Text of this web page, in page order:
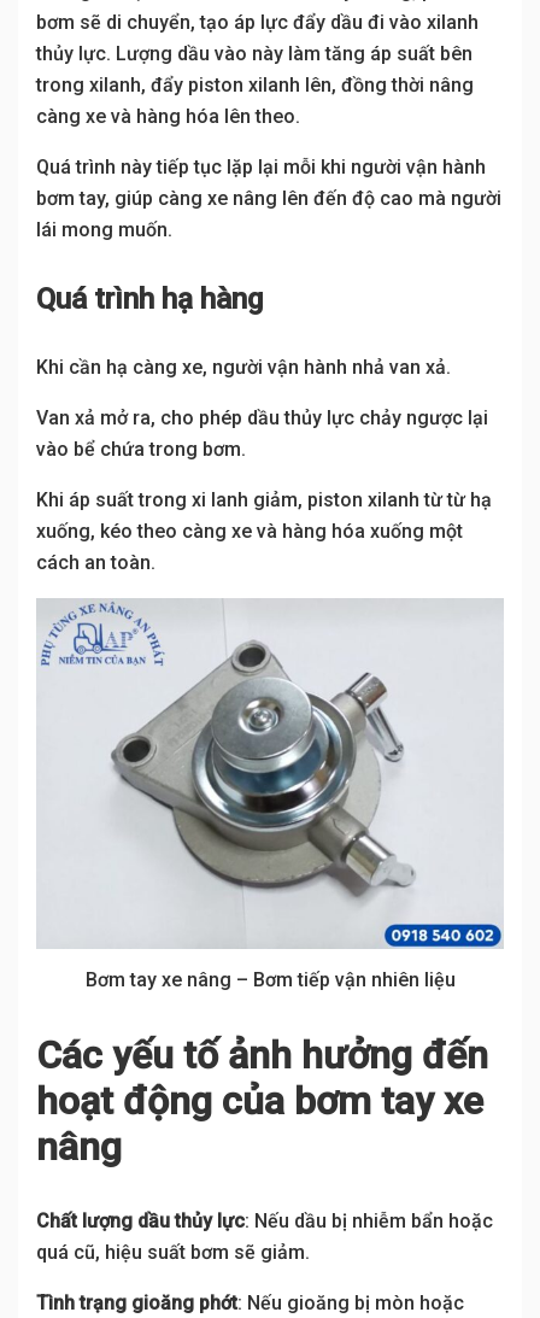
bơm sẽ di chuyển, tạo áp lực đẩy dầu đi vào xilanh
thủy lực. Lượng dầu vào này làm tăng áp suất bên
trong xilanh, đẩy piston xilanh lên, đồng thời nâng
càng xe và hàng hóa lên theo.
Quá trình này tiếp tục lặp lại mỗi khi người vận hành
bơm tay, giúp càng xe nâng lên đến độ cao mà người
lái mong muốn.
Quá trình hạ hàng
Khi cần hạ càng xe, người vận hành nhả van xả.
Van xả mở ra, cho phép dầu thủy lực chảy ngược lại
vào bể chứa trong bơm.
Khi áp suất trong xi lanh giảm, piston xilanh từ từ hạ
xuống, kéo theo càng xe và hàng hóa xuống một
cách an toàn.
Bơm tay xe nâng – Bơm tiếp vận nhiên liệu
Các yếu tố ảnh hưởng đến
hoạt động của bơm tay xe
nâng
Chất lượng dầu thủy lực: Nếu dầu bị nhiễm bẩn hoặc
quá cũ, hiệu suất bơm sẽ giảm.
Tình trạng gioăng phớt: Nếu gioăng bị mòn hoặc